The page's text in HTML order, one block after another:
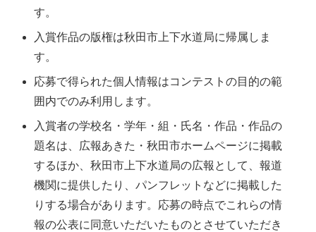
す。
入賞作品の版権は秋田市上下水道局に帰属しま
す。
応募で得られた個人情報はコンテストの目的の範
囲内でのみ利用します。
入賞者の学校名・学年・組・氏名・作品・作品の
題名は、広報あきた・秋田市ホームページに掲載
するほか、秋田市上下水道局の広報として、報道
機関に提供したり、パンフレットなどに掲載した
りする場合があります。応募の時点でこれらの情
報の公表に同意いただいたものとさせていただき